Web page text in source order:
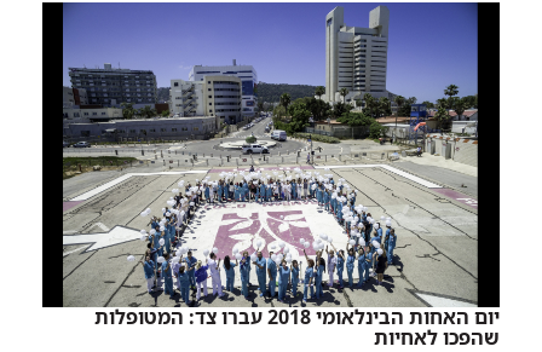
רמב"ם
חונך
"חדר
מלחמה"
ממוגן
יום האחות הבינלאומי 2018 עברו צד: המטופלות
שהפכו לאחיות